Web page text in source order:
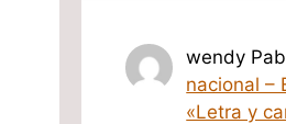
wendy
nacional –
«Letra y